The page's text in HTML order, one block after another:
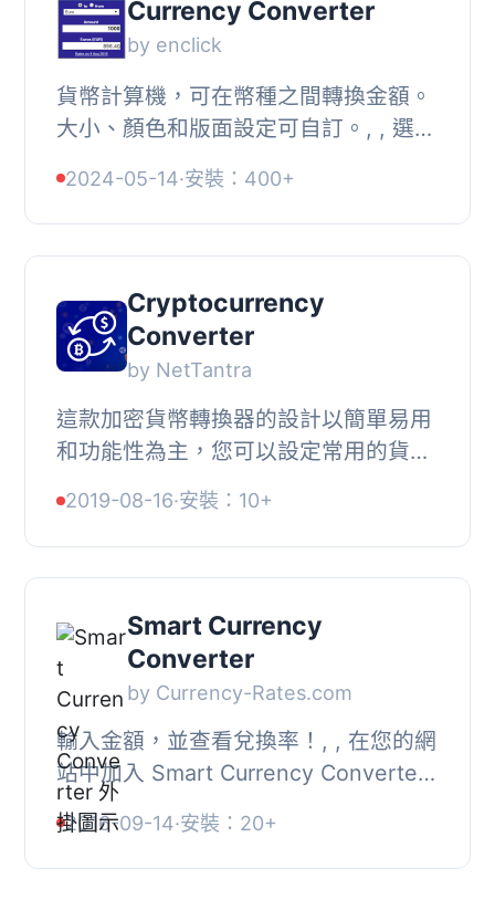
Currency Converter
by enclick
貨幣計算機，可在幣種之間轉換金額。
大小、顏色和版面設定可自訂。, , 選擇
供選擇, 選擇顯示格式，可調整寬度和
標題顏色...
2024-05-14·安裝：400+
Cryptocurrency
Converter
by NetTantra
這款加密貨幣轉換器的設計以簡單易用
和功能性為主，您可以設定常用的貨幣
會即時轉換，您甚至不必按下
「Enter」鍵。此外，...
2019-08-16·安裝：10+
Smart Currency
Converter
by Currency-Rates.com
輸入金額，並查看兌換率！, , 在您的網
站中加入 Smart Currency Converter
外掛, 可選擇超過 70 種貨幣, 可以從您
的外掛設置中更改預設貨幣, 快速、簡
單、精...
2016-09-14·安裝：20+